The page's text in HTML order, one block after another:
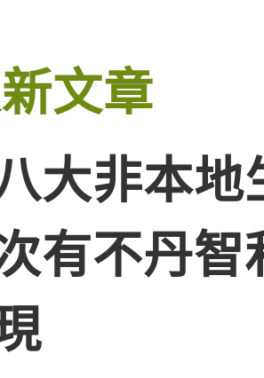
文章
大非本地
有不丹智